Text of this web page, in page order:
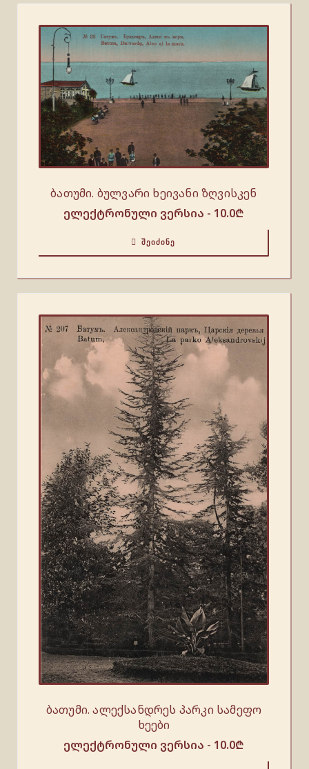
ბათუმი. ბულვარი ხეივანი ზღვისკენ
ელექტრონული ვერსია - 10.0₾
ᲨᲔᲘᲫᲘᲜᲔ
ბათუმი. ალექსანდრეს პარკი სამეფო
ხეები
ელექტრონული ვერსია - 10.0₾